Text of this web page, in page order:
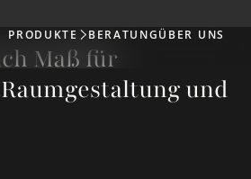
Produkte
PRODUKTE BERATUNGÜBER UNS
Maß für
und